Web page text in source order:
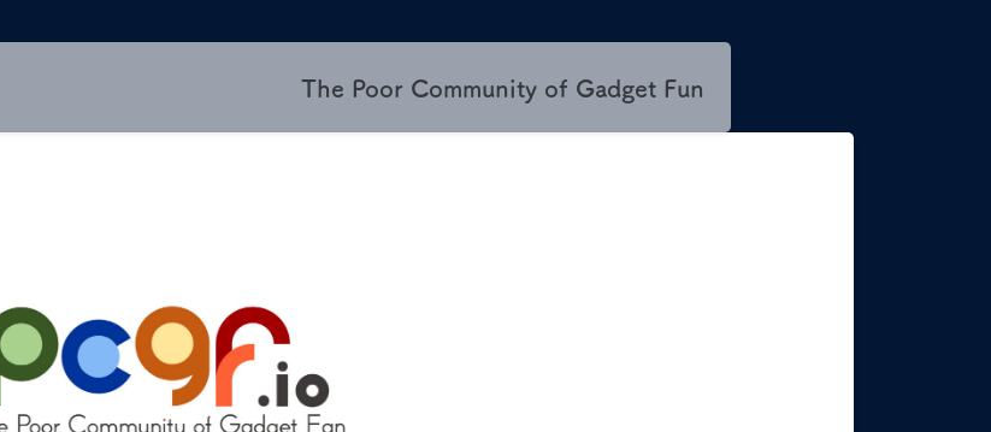
The Poor Community of Gadget Fun